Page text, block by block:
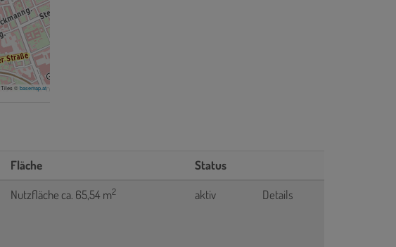
Tiles ©basemap.at
Fläche
Status
Nutzfläche ca. 65,54 m2 aktiv Details